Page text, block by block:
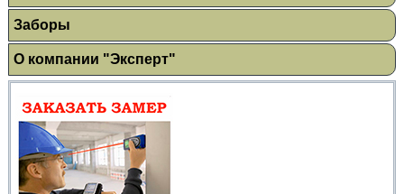
Заборы
О компании "Эксперт"